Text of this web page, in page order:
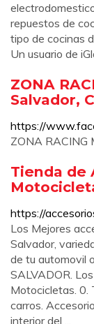
repuestos de
tipo de cocinas
Un usuario de
ZONA
Salvador,
https://
ZONA RACING
Tienda de
https://
Los Mejores
Salvador,
de tu automovil
SALVADOR.
Motocicletas. 0.
carros.
interior del ...